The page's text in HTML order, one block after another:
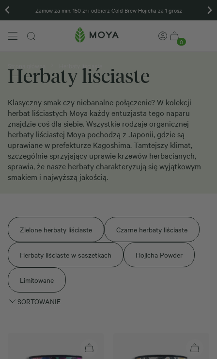
Zamów za min. 150 zł i odbierz Cold Brew Hojicha za 1 grosz
0
Herbaty liściaste
Klasyczny smak czy niebanalne połączenie? W kolekcji
herbat liściastych Moya każdy entuzjasta tego naparu
znajdzie coś dla siebie. Wszystkie rodzaje organicznej
herbaty liściastej Moya pochodzą z Japonii, gdzie są
uprawiane w prefekturze Kagoshima. Tamtejszy klimat,
szczególnie sprzyjający uprawie krzewów herbacianych,
sprawia, że nasze herbaty charakteryzują się wyjątkowym
smakiem i najwyższą jakością.
Zielone herbaty liściaste Czarne herbaty liściaste
Herbaty liściaste w saszetkach Hojicha Powder
Limitowane
SORTOWANIE